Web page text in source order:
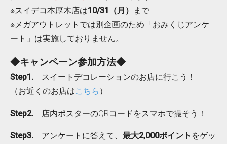
※スイデコ本厚木店は10/31（月）
まで
※メガアウトレットでは別企画のため「おみくじアンケ
ート」は実施しておりません。
◆キャンペーン参加方法◆
Step1. スイートデコレーションのお店に行こう！
（お近くのお店はこちら ）
Step2. 店内ポスターのQRコードをスマホで撮そう！
Step3. アンケートに答えて、 最大2,000ポイント をゲッ